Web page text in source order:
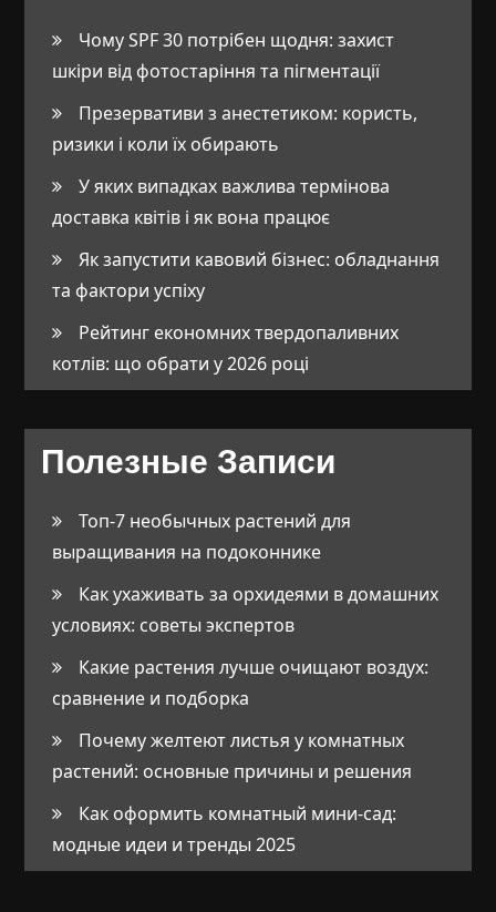
Чому SPF 30 потрібен щодня: захист
шкіри від фотостаріння та пігментації
Презервативи з анестетиком: користь,
ризики і коли їх обирають
У яких випадках важлива термінова
доставка квітів і як вона працює
Як запустити кавовий бізнес: обладнання
та фактори успіху
Рейтинг економних твердопаливних
котлів: що обрати у 2026 році
Полезные Записи
Топ-7 необычных растений для
выращивания на подоконнике
Как ухаживать за орхидеями в домашних
условиях: советы экспертов
Какие растения лучше очищают воздух:
сравнение и подборка
Почему желтеют листья у комнатных
растений: основные причины и решения
Как оформить комнатный мини-сад:
модные идеи и тренды 2025